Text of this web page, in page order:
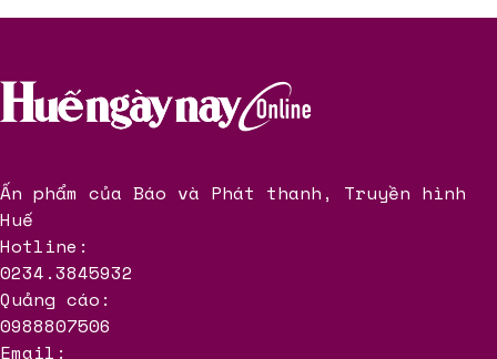
Ấn phẩm của Báo và Phát thanh, Truyền hình
Huế
Hotline:
0234.3845932
Quảng cáo:
0988807506
Email: